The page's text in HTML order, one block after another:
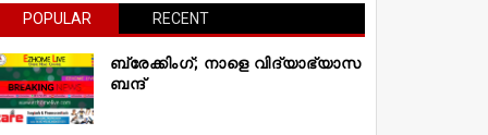
POPULAR RECENT
ബ്രേക്കിംഗ്; നാളെ വിദ്യാഭ്യാസ
ബന്ദ്